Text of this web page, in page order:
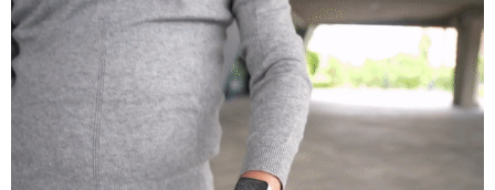
ansuran yang diingini, tarikh akhir pembayaran, dan setelah
mengesahkan pembayaran, transaksi akan selesai.
3. Jumlah kelulusan sebenar, bilangan ansuran dan jumlah bayaran
adalah berdasarkan halaman pengesahan transaksi seterusnya.
4. Dalam masa 30 minit selepas pesanan ditubuhkan, jika tidak pergi
untuk mengesahkan transaksi atau jika tidak lulus semakan, pesanan
akan dibatalkan secara automatik. Jika terdapat situasi "pindah untuk
semakan khusus" yang tidak lulus, ini menunjukkan bahawa sistem
penilaian tidak mencukupi, tiada penjelasan mengenai kandungan